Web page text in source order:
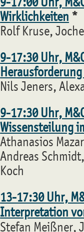
Wirklichkeiten *
Rolf Kruse,
9-17:30 Uhr,
Nils Jeners,
9-17:30 Uhr,
Wissensteilung
Athanasios
Andreas
Koch
13-17:30 Uhr,
Interpretation
Stefan Meißner,